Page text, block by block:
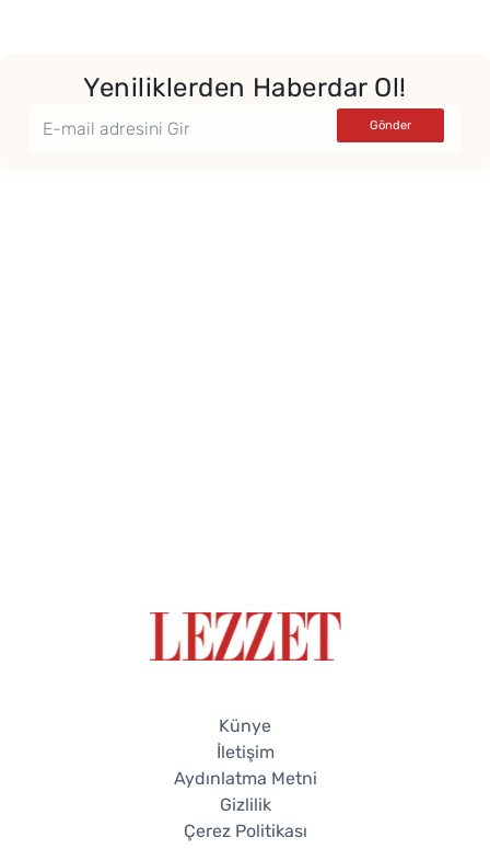
Yeniliklerden Haberdar Ol!
Künye
İletişim
Aydınlatma Metni
Gizlilik
Çerez Politikası